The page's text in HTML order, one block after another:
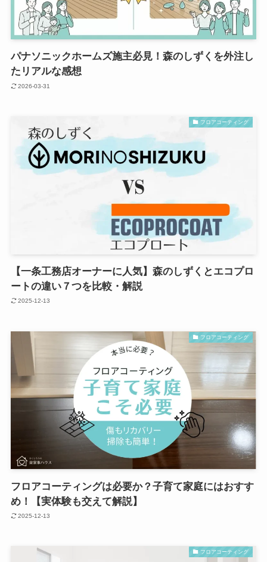
パナソニックホームズ施主必見！森のしずくを外注し
たリアルな感想
2026-03-31
フロアコーティング
【一条工務店オーナーに人気】森のしずくとエコプロ
ートの違い７つを比較・解説
2025-12-13
フロアコーティング
フロアコーティングは必要か？子育て家庭にはおすす
め！【実体験も交えて解説】
2025-12-13
フロアコーティング